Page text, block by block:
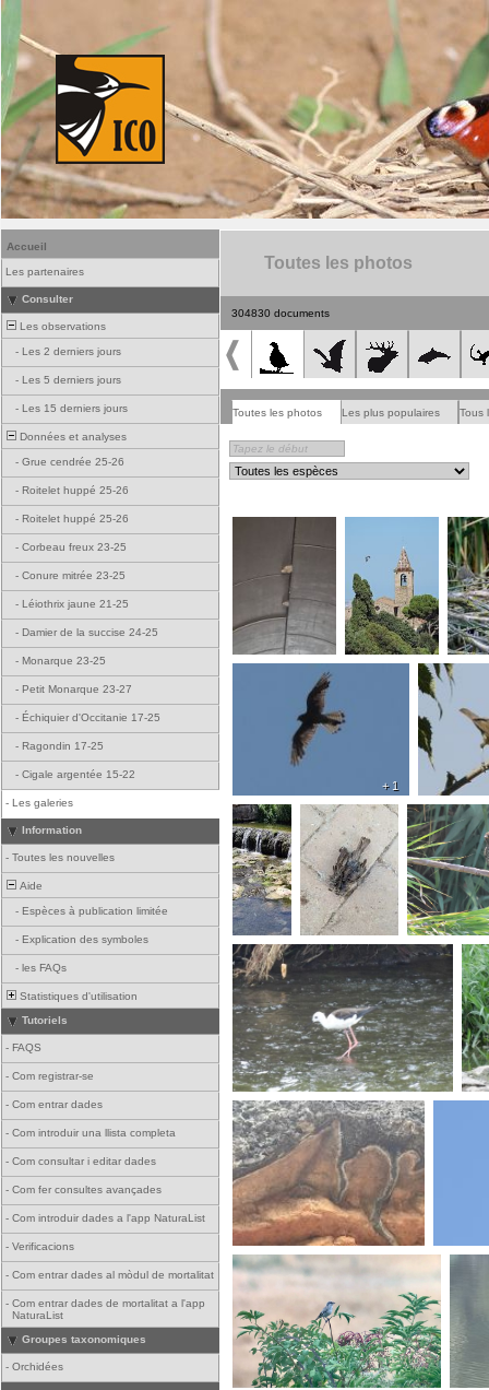
Accueil
Les partenaires
Consulter
Les observations
- Les 2 derniers jours
- Les 5 derniers jours
- Les 15 derniers jours
Données et analyses
- Grue cendrée 25-26
- Roitelet huppé 25-26
- Roitelet huppé 25-26
- Corbeau freux 23-25
- Conure mitrée 23-25
- Léiothrix jaune 21-25
- Damier de la succise 24-25
- Monarque 23-25
- Petit Monarque 23-27
- Échiquier d'Occitanie 17-25
- Ragondin 17-25
- Cigale argentée 15-22
- Les galeries
Information
- Toutes les nouvelles
Aide
- Espèces à publication limitée
- Explication des symboles
- les FAQs
Statistiques d'utilisation
Tutoriels
- FAQS
- Com registrar-se
- Com entrar dades
- Com introduir una llista completa
- Com consultar i editar dades
- Com fer consultes avançades
- Com introduir dades a l'app NaturaList
- Verificacions
- Com entrar dades al mòdul de mortalitat
- Com entrar dades de mortalitat a l'app
NaturaList
Groupes taxonomiques
- Orchidées
Toutes les photos
304830 documents
Toutes les photos Les plus populaires Tous
+ 1